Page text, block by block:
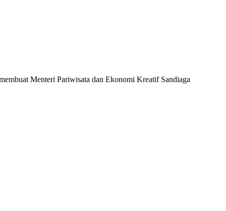
Menteri Pariwisata dan Ekonomi Kreatif Sandiaga